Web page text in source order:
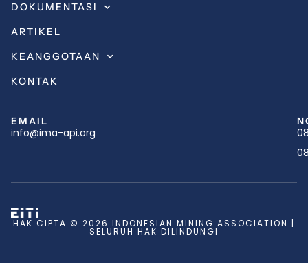
DOKUMENTASI
ARTIKEL
KEANGGOTAAN
KONTAK
EMAIL
info@ima-api.org
HAK CIPTA © 2026 INDONESIAN MINING ASSOCIATION |
SELURUH HAK DILINDUNGI